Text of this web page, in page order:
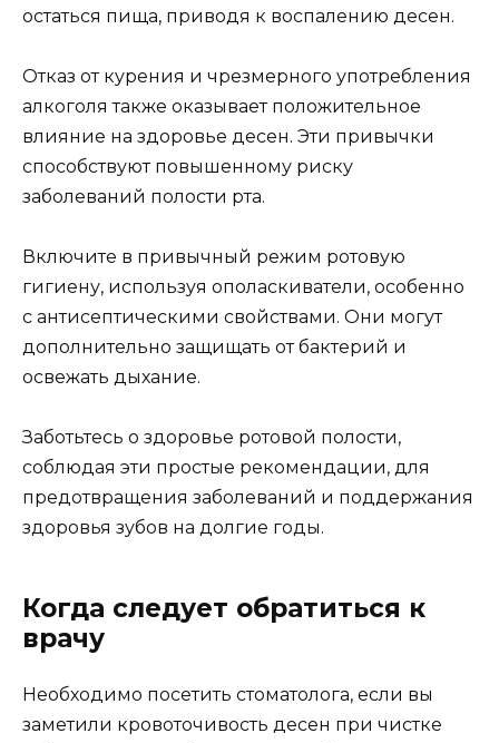
остаться пища, приводя к воспалению десен.
Отказ от курения и чрезмерного употребления
алкоголя также оказывает положительное
влияние на здоровье десен. Эти привычки
способствуют повышенному риску
заболеваний полости рта.
Включите в привычный режим ротовую
гигиену, используя ополаскиватели, особенно
с антисептическими свойствами. Они могут
дополнительно защищать от бактерий и
освежать дыхание.
Заботьтесь о здоровье ротовой полости,
соблюдая эти простые рекомендации, для
предотвращения заболеваний и поддержания
здоровья зубов на долгие годы.
Когда следует обратиться к
врачу
Необходимо посетить стоматолога, если вы
заметили кровоточивость десен при чистке